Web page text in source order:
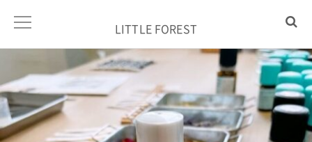
LITTLE FOREST